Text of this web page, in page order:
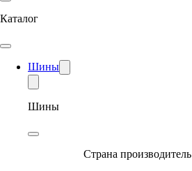
Каталог
Шины
Шины
Страна производитель